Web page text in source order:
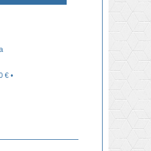
€ •